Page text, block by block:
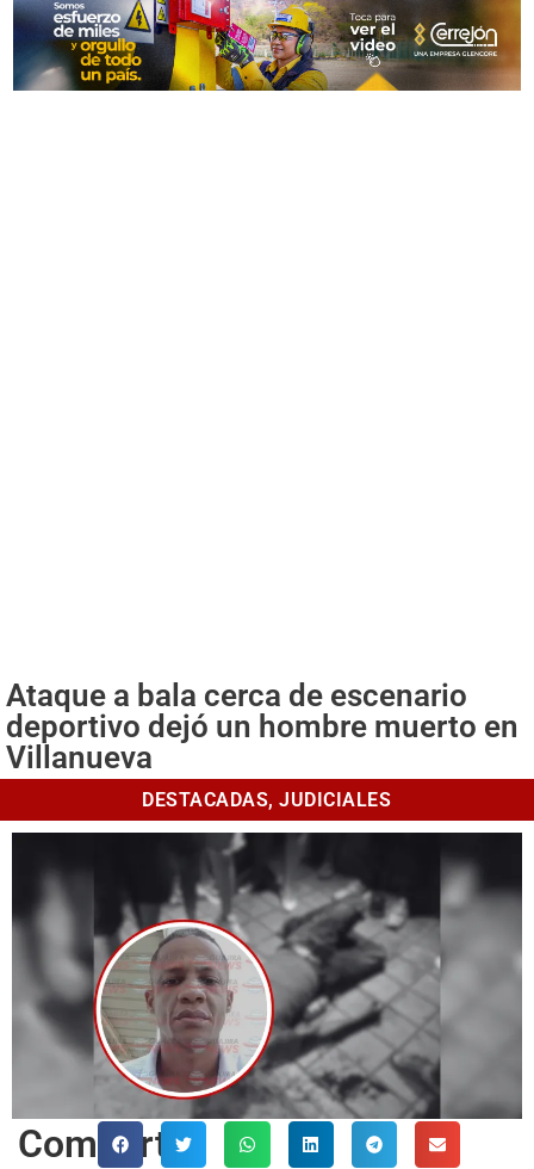
Ataque a bala cerca de escenario
deportivo dejó un hombre muerto en
Villanueva
DESTACADAS, JUDICIALES
Comparte